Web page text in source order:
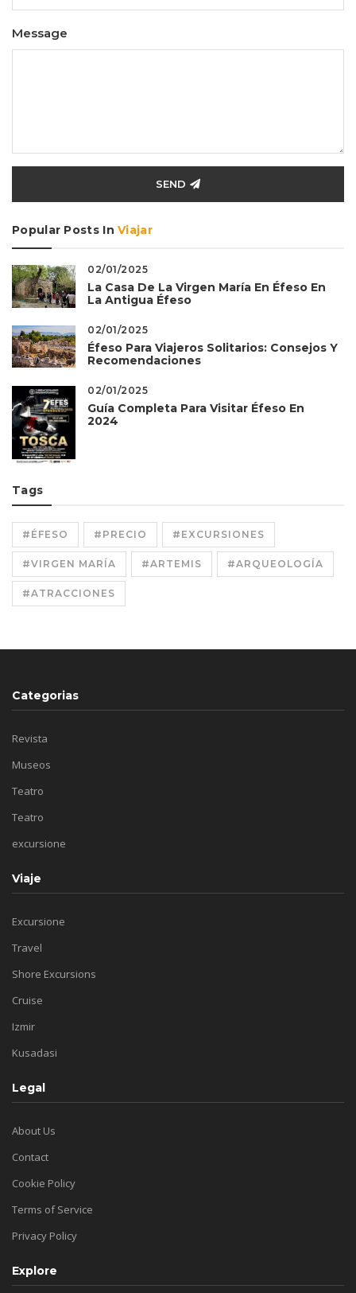
Message
SEND
Popular Posts InViajar
02/01/2025
La Casa De La Virgen María En Éfeso En
La Antigua Éfeso
02/01/2025
Éfeso Para Viajeros Solitarios: Consejos Y
Recomendaciones
02/01/2025
Guía Completa Para Visitar Éfeso En
2024
Tags
#ÉFESO #PRECIO #EXCURSIONES
#VIRGEN MARÍA #ARTEMIS #ARQUEOLOGÍA
#ATRACCIONES
Categorias
Revista
Museos
Teatro
Teatro
excursione
Viaje
Excursione
Travel
Shore Excursions
Cruise
Izmir
Kusadasi
Legal
About Us
Contact
Cookie Policy
Terms of Service
Privacy Policy
Explore